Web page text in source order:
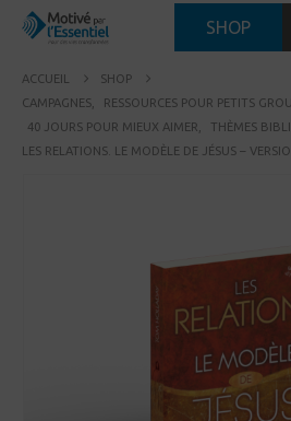
SHOP
ACCUEIL
SHOP
CAMPAGNES
RESSOURCES POUR PETITS
40 JOURS POUR MIEUX AIMER
THÈMES
LES RELATIONS. LE MODÈLE DE JÉSUS –